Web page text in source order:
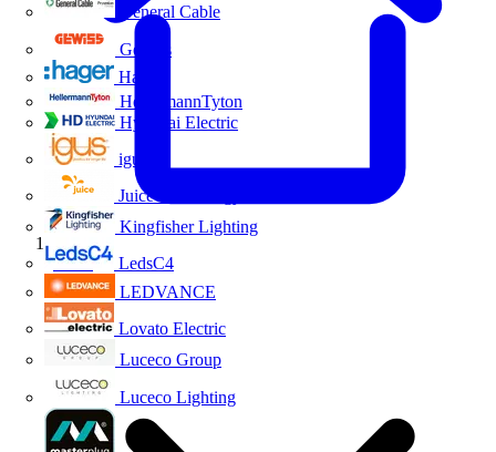
General Cable
Gewiss
Hager
HellermannTyton
Hyundai Electric
igus
Juice Technology
Kingfisher Lighting
LedsC4
LEDVANCE
Lovato Electric
Luceco Group
Luceco Lighting
Inicio